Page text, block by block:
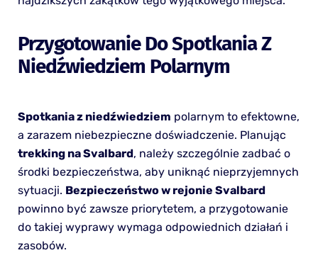
Przygotowanie Do Spotkania Z
Niedźwiedziem Polarnym
Spotkania z niedźwiedziem polarnym to efektowne,
a zarazem niebezpieczne doświadczenie. Planując
trekking na Svalbard, należy szczególnie zadbać o
środki bezpieczeństwa, aby uniknąć nieprzyjemnych
sytuacji. Bezpieczeństwo w rejonie Svalbard
powinno być zawsze priorytetem, a przygotowanie
do takiej wyprawy wymaga odpowiednich działań i
zasobów.